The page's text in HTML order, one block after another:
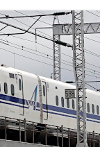
へ
ス
キ
ッ
プ